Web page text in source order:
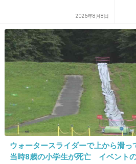
28. イゴール 2014/08/17(日) 21:34:39
霧のロシア館殺人事件
オペラ座シリーズ
魔術列車殺人事件の3つが
き。
短編集の喫茶店に剣持警部
2026年8月8日
ウォータースライダーで上から滑っ
当時8歳の小学生が死亡 イベント